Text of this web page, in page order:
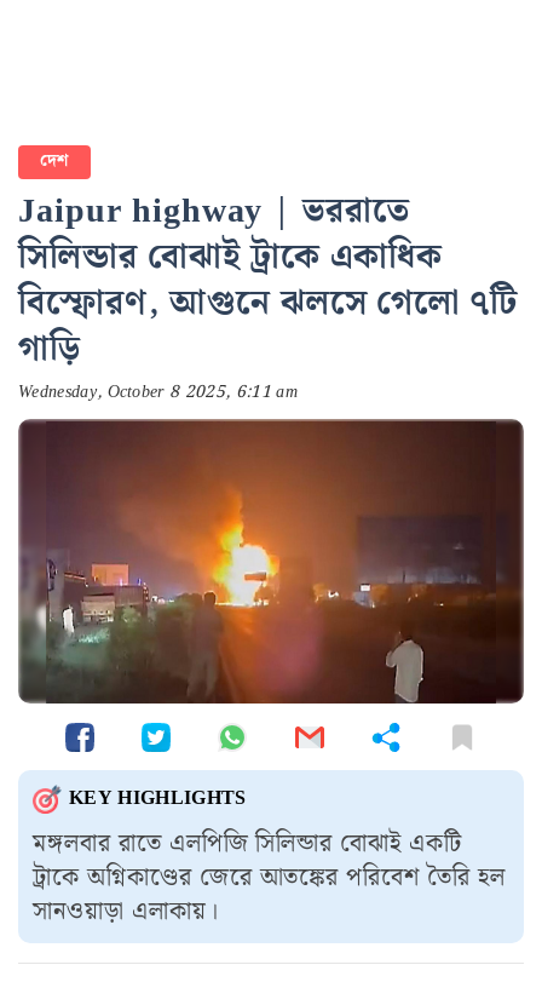
দেশ
Jaipur highway | ভররাতে
সিলিন্ডার বোঝাই ট্রাকে একাধিক
বিস্ফোরণ, আগুনে ঝলসে গেলো ৭টি
গাড়ি
Wednesday, October 8 2025, 6:11 am
KEY HIGHLIGHTS
মঙ্গলবার রাতে এলপিজি সিলিন্ডার বোঝাই একটি
ট্রাকে অগ্নিকাণ্ডের জেরে আতঙ্কের পরিবেশ তৈরি হল
সানওয়াড়া এলাকায়।